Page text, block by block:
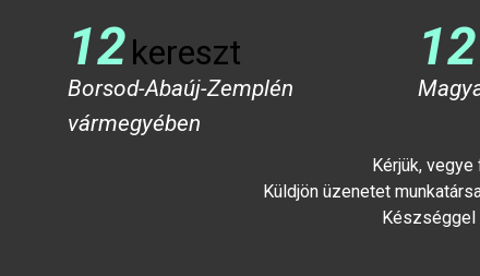
12kereszt
Borsod-Abaúj-Zemplén
vármegyében
Kérjük,
Küldjön üzenetet
Készséggel